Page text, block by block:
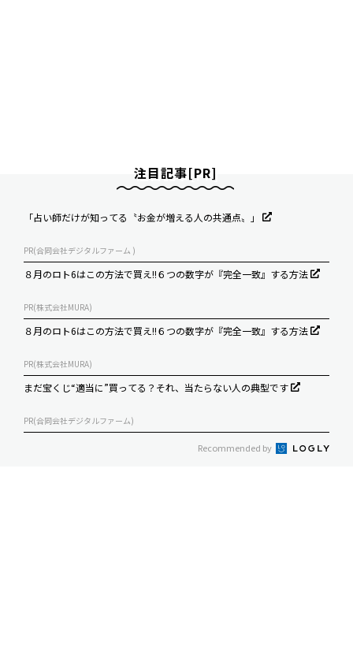
注目記事[PR]
「占い師だけが知ってる〝お金が増える人の共通点〟」
PR(合同会社デジタルファーム )
８月のロト6はこの方法で買え!!６つの数字が『完全一致』する方法
PR(株式会社MURA)
８月のロト6はこの方法で買え!!６つの数字が『完全一致』する方法
PR(株式会社MURA)
まだ宝くじ“適当に”買ってる？それ、当たらない人の典型です
PR(合同会社デジタルファーム)
Recommended by